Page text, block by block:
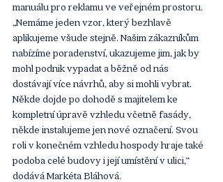
manuálu pro reklamu ve veřejném prostoru.
„Nemáme jeden vzor, který bezhlavě
aplikujeme všude stejně. Našim zákazníkům
nabízíme poradenství, ukazujeme jim, jak by
mohl podnik vypadat a běžně od nás
dostávají více návrhů, aby si mohli vybrat.
Někde dojde po dohodě s majitelem ke
kompletní úpravě vzhledu včetně fasády,
někde instalujeme jen nové označení. Svou
roli v konečném vzhledu hospody hraje také
podoba celé budovy i její umístění v ulici,“
dodává Markéta Bláhová.